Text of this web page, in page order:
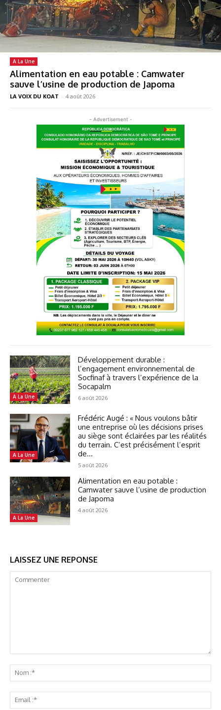
A La Une
Alimentation en eau potable : Camwater
sauve l’usine de production de Japoma
LA VOIX DU KOAT - 4 août 2026
- Advertisement -
A La Une
Développement durable :
l’engagement environnemental de
Socfinaf à travers l’expérience de la
Socapalm
6 août 2026
A La Une
Frédéric Augé : « Nous voulons bâtir
une entreprise où les décisions prises
au siège sont éclairées par les réalités
du terrain. C’est précisément l’esprit
de...
5 août 2026
A La Une
Alimentation en eau potable :
Camwater sauve l’usine de production
de Japoma
4 août 2026
LAISSEZ UNE REPONSE
:*
:*